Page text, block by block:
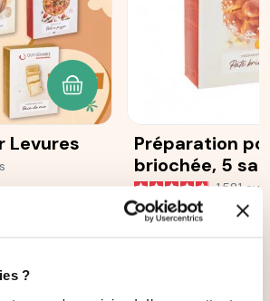
?
Levures
AJOUTER AU PANIER
Préparation
briochée, 5
25 g
1 581avis